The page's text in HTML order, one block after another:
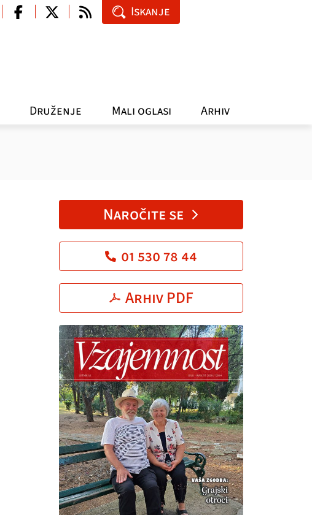
Druženje Mali oglasi Arhiv
Iskanje
Naročite se
01 530 78 44
Arhiv PDF